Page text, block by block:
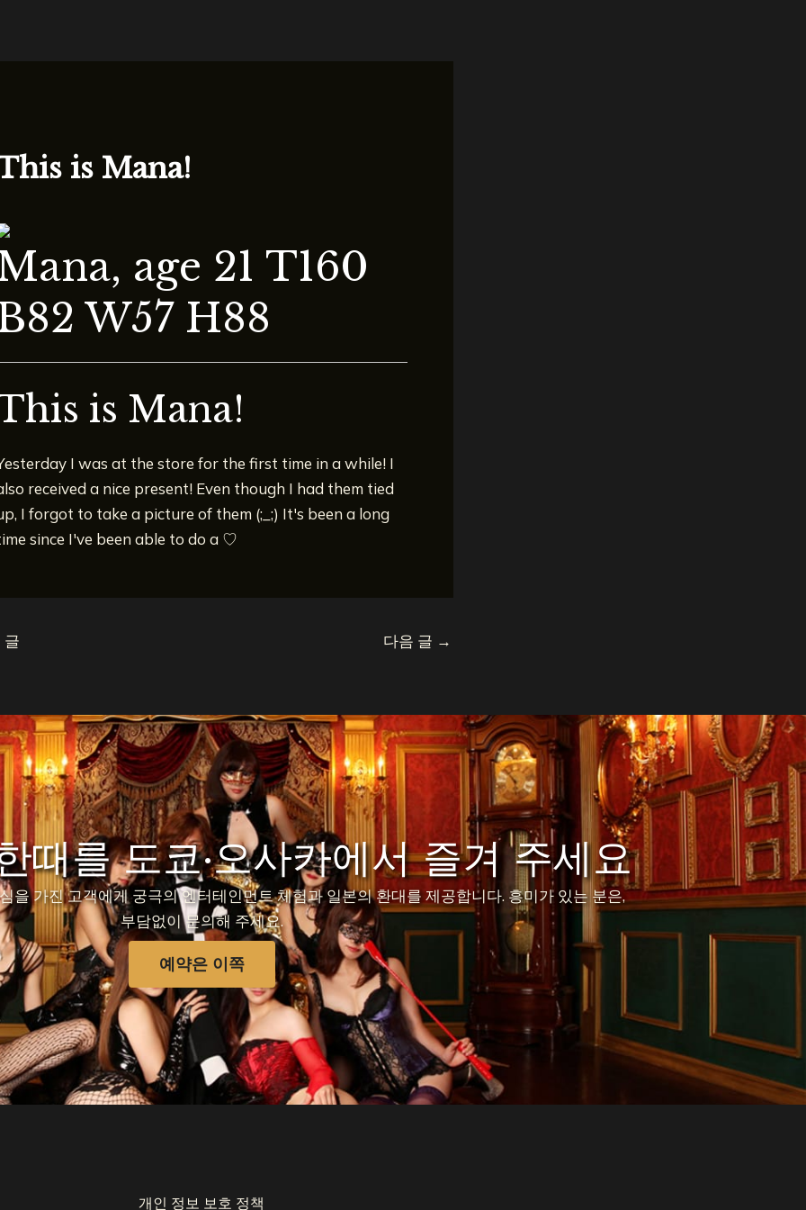
is Mana!
age 21 T160
W57 H88
is Mana!
I was at the store for the first time in a while! I
received a nice present! Even though I had them tied
I forgot to take a picture of them (;_;) It's been a long
since I've been able to do a ♡
다음 글 →
때를 도쿄·오사카에서 즐겨 주세요
을 가진 고객에게 궁극의 엔터테인먼트 체험과 일본의 환대를 제공합니다. 흥미가 있는 분은,
부담없이 문의해 주세요.
예약은 이쪽
개인 정보 보호 정책